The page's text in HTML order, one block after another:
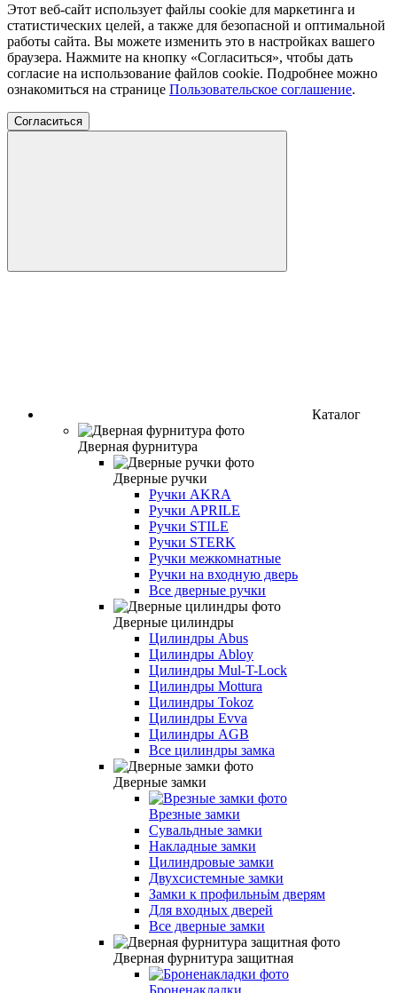
Этот веб-сайт использует файлы cookie для маркетинга и
статистических целей, а также для безопасной и оптимальной
работы сайта. Вы можете изменить это в настройках вашего
браузера. Нажмите на кнопку «Согласиться», чтобы дать
согласие на использование файлов cookie. Подробнее можно
ознакомиться на странице Пользовательское соглашение.
Согласиться
Каталог
Дверная фурнитура
Дверные ручки
Ручки AKRA
Ручки APRILE
Ручки STILE
Ручки STERK
Ручки межкомнатные
Ручки на входную дверь
Все дверные ручки
Дверные цилиндры
Цилиндры Abus
Цилиндры Abloy
Цилиндры Mul-T-Lock
Цилиндры Mottura
Цилиндры Tokoz
Цилиндры Evva
Цилиндры AGB
Все цилиндры замка
Дверные замки
Врезные замки
Сувальдные замки
Накладные замки
Цилиндровые замки
Двухсистемные замки
Замки к профильньім дверям
Для входных дверей
Все дверные замки
Дверная фурнитура защитная
Броненакладки